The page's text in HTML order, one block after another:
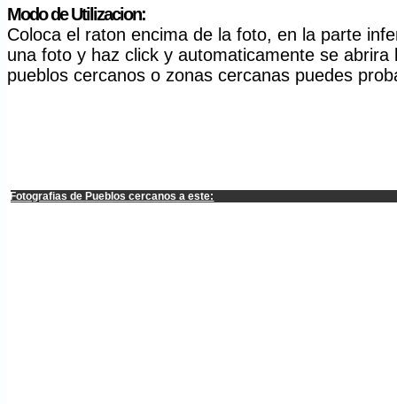
Modo de Utilizacion:
Coloca el raton encima de la foto, en la parte
una foto y haz click y automaticamente se
pueblos cercanos o zonas cercanas puedes
Fotografias de Pueblos cercanos a este: